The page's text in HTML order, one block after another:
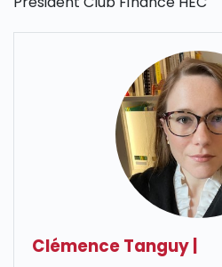
Clémence Tanguy